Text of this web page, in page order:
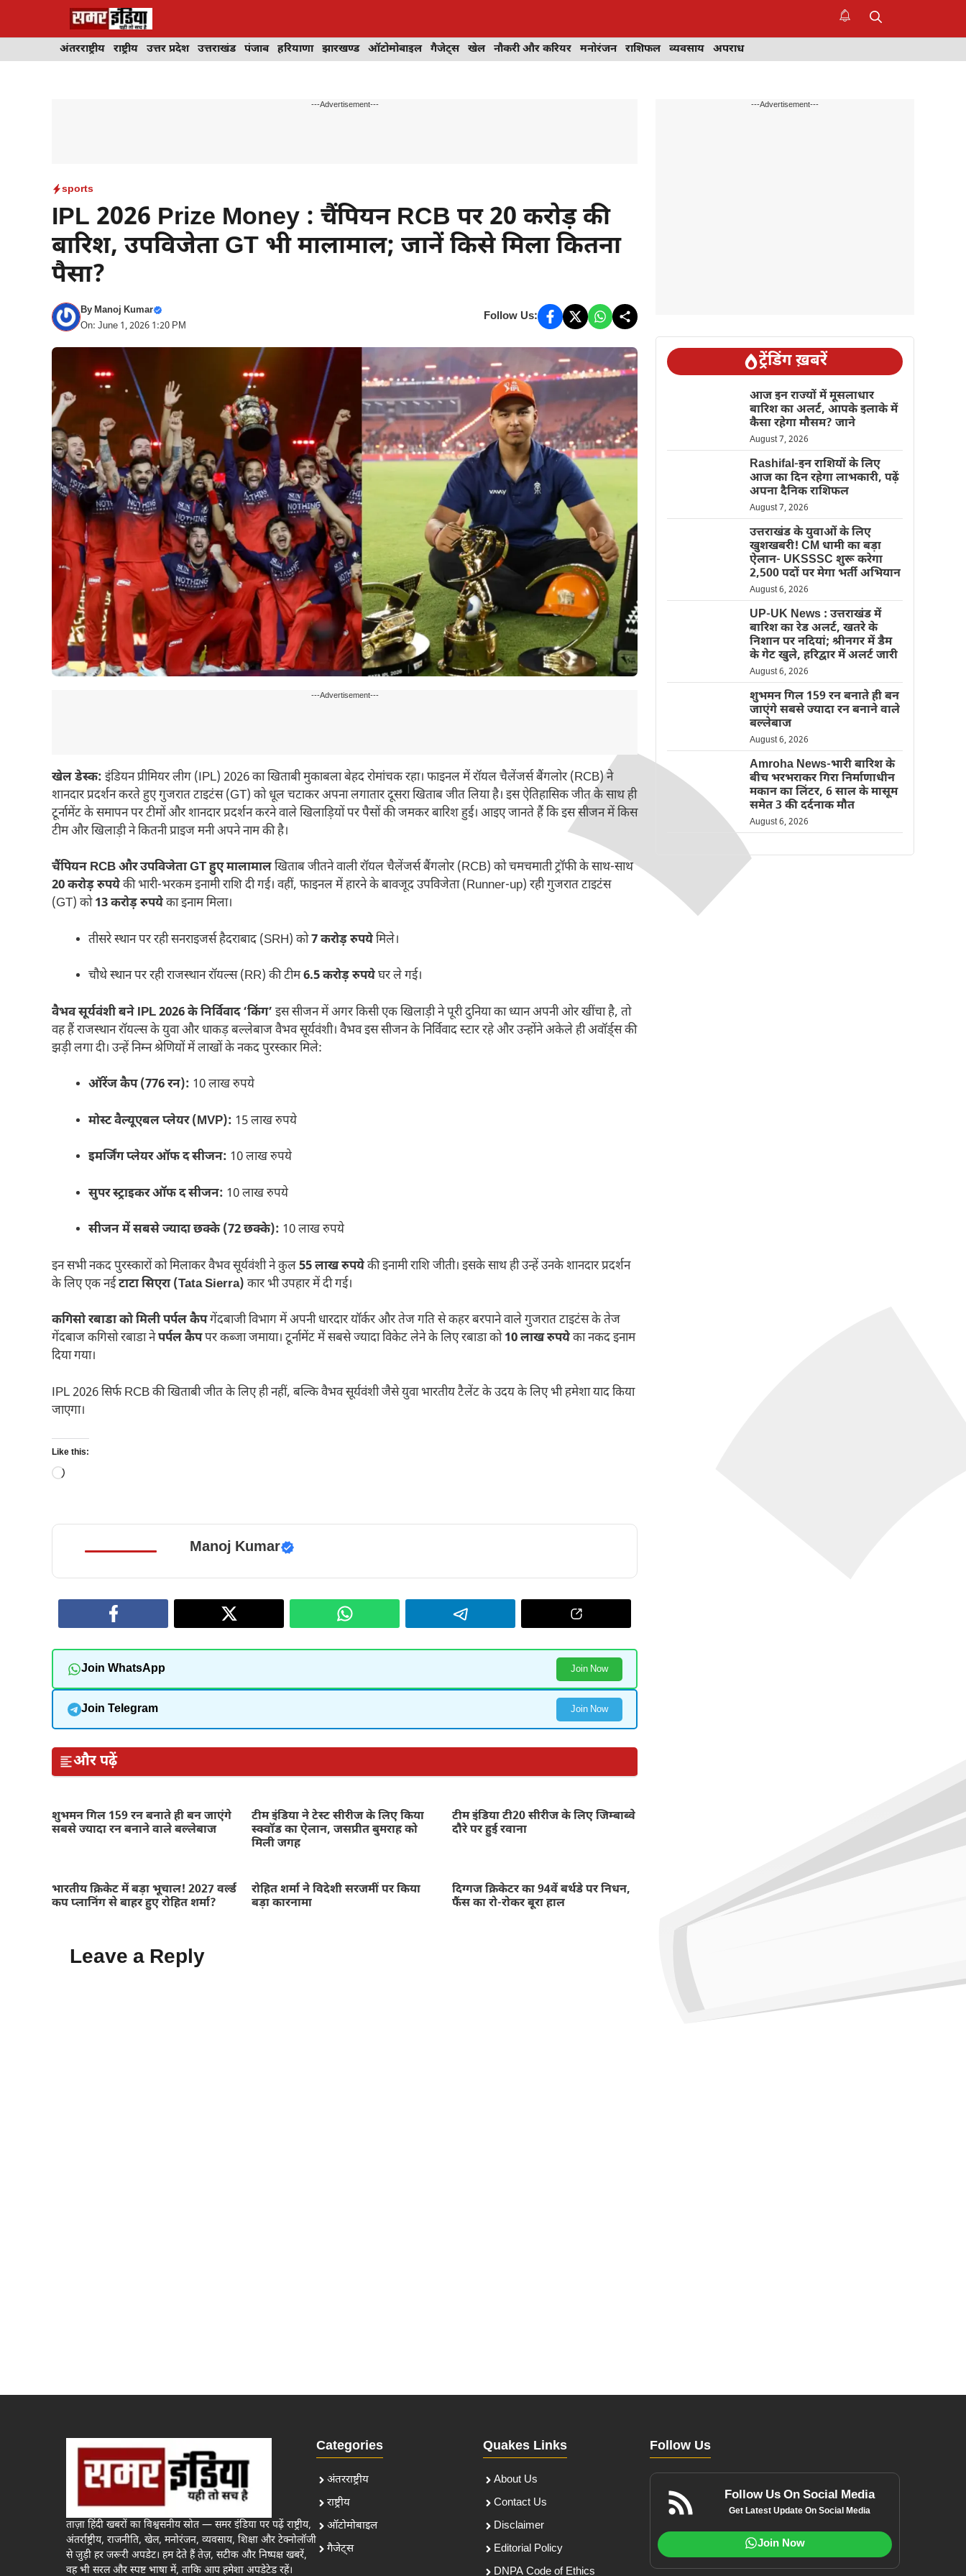
अंतरराष्ट्रीय राष्ट्रीय उत्तर प्रदेश उत्तराखंड पंजाब हरियाणा झारखण्ड ऑटोमोबाइल गैजेट्स खेल नौकरी और करियर मनोरंजन राशिफल व्यवसाय अपराध
---Advertisement---
sports
IPL 2026 Prize Money : चैंपियन RCB पर 20 करोड़ की
बारिश, उपविजेता GT भी मालामाल; जानें किसे मिला कितना
पैसा?
ByManoj Kumar
On: June 1, 2026 1:20 PM
Follow Us:
---Advertisement---
खेल डेस्क: इंडियन प्रीमियर लीग (IPL) 2026 का खिताबी मुकाबला बेहद रोमांचक रहा। फाइनल में रॉयल चैलेंजर्स बैंगलोर (RCB) ने
शानदार प्रदर्शन करते हुए गुजरात टाइटंस (GT) को धूल चटाकर अपना लगातार दूसरा खिताब जीत लिया है। इस ऐतिहासिक जीत के साथ ही
टूर्नामेंट के समापन पर टीमों और शानदार प्रदर्शन करने वाले खिलाड़ियों पर पैसों की जमकर बारिश हुई। आइए जानते हैं कि इस सीजन में किस
टीम और खिलाड़ी ने कितनी प्राइज मनी अपने नाम की है।
चैंपियन RCB और उपविजेता GT हुए मालामालखिताब जीतने वाली रॉयल चैलेंजर्स बैंगलोर (RCB) को चमचमाती ट्रॉफी के साथ-साथ
20 करोड़ रुपयेकी भारी-भरकम इनामी राशि दी गई। वहीं, फाइनल में हारने के बावजूद उपविजेता (Runner-up) रही गुजरात टाइटंस
(GT) को13 करोड़ रुपयेका इनाम मिला।
तीसरे स्थान पर रही सनराइजर्स हैदराबाद (SRH) को7 करोड़ रुपयेमिले।
चौथे स्थान पर रही राजस्थान रॉयल्स (RR) की टीम6.5 करोड़ रुपयेघर ले गई।
वैभव सूर्यवंशी बने IPL 2026 के निर्विवाद ‘किंग’ इस सीजन में अगर किसी एक खिलाड़ी ने पूरी दुनिया का ध्यान अपनी ओर खींचा है, तो
वह हैं राजस्थान रॉयल्स के युवा और धाकड़ बल्लेबाज वैभव सूर्यवंशी। वैभव इस सीजन के निर्विवाद स्टार रहे और उन्होंने अकेले ही अवॉर्ड्स की
झड़ी लगा दी। उन्हें निम्न श्रेणियों में लाखों के नकद पुरस्कार मिले:
ऑरेंज कैप (776 रन): 10 लाख रुपये
मोस्ट वैल्यूएबल प्लेयर (MVP): 15 लाख रुपये
इमर्जिंग प्लेयर ऑफ द सीजन: 10 लाख रुपये
सुपर स्ट्राइकर ऑफ द सीजन: 10 लाख रुपये
सीजन में सबसे ज्यादा छक्के (72 छक्के): 10 लाख रुपये
इन सभी नकद पुरस्कारों को मिलाकर वैभव सूर्यवंशी ने कुल55 लाख रुपयेकी इनामी राशि जीती। इसके साथ ही उन्हें उनके शानदार प्रदर्शन
के लिए एक नईटाटा सिएरा (Tata Sierra) कार भी उपहार में दी गई।
कगिसो रबाडा को मिली पर्पल कैपगेंदबाजी विभाग में अपनी धारदार यॉर्कर और तेज गति से कहर बरपाने वाले गुजरात टाइटंस के तेज
गेंदबाज कगिसो रबाडा नेपर्पल कैपपर कब्जा जमाया। टूर्नामेंट में सबसे ज्यादा विकेट लेने के लिए रबाडा को10 लाख रुपयेका नकद इनाम
दिया गया।
IPL 2026 सिर्फ RCB की खिताबी जीत के लिए ही नहीं, बल्कि वैभव सूर्यवंशी जैसे युवा भारतीय टैलेंट के उदय के लिए भी हमेशा याद किया
जाएगा।
Like this:
Loading…
Manoj Kumar
Join WhatsApp Join Now
Join Telegram Join Now
और पढ़ें
शुभमन गिल 159 रन बनाते ही बन जाएंगे
सबसे ज्यादा रन बनाने वाले बल्लेबाज
टीम इंडिया ने टेस्ट सीरीज के लिए किया
स्क्वॉड का ऐलान, जसप्रीत बुमराह को
मिली जगह
टीम इंडिया टी20 सीरीज के लिए जिम्बाब्वे
दौरे पर हुई रवाना
भारतीय क्रिकेट में बड़ा भूचाल! 2027 वर्ल्ड
कप प्लानिंग से बाहर हुए रोहित शर्मा?
रोहित शर्मा ने विदेशी सरजमीं पर किया
बड़ा कारनामा
दिग्गज क्रिकेटर का 94वें बर्थडे पर निधन,
फैंस का रो-रोकर बूरा हाल
Leave a Reply
---Advertisement---
ट्रेंडिंग ख़बरें
आज इन राज्यों में मूसलाधार
बारिश का अलर्ट, आपके इलाके में
कैसा रहेगा मौसम? जाने
August 7, 2026
Rashifal-इन राशियों के लिए
आज का दिन रहेगा लाभकारी, पढ़ें
अपना दैनिक राशिफल
August 7, 2026
उत्तराखंड के युवाओं के लिए
खुशखबरी! CM धामी का बड़ा
ऐलान- UKSSSC शुरू करेगा
2,500 पदों पर मेगा भर्ती अभियान
August 6, 2026
UP-UK News : उत्तराखंड में
बारिश का रेड अलर्ट, खतरे के
निशान पर नदियां; श्रीनगर में डैम
के गेट खुले, हरिद्वार में अलर्ट जारी
August 6, 2026
शुभमन गिल 159 रन बनाते ही बन
जाएंगे सबसे ज्यादा रन बनाने वाले
बल्लेबाज
August 6, 2026
Amroha News-भारी बारिश के
बीच भरभराकर गिरा निर्माणाधीन
मकान का लिंटर, 6 साल के मासूम
समेत 3 की दर्दनाक मौत
August 6, 2026
ताज़ा हिंदी खबरों का विश्वसनीय स्रोत — समर इंडिया पर पढ़ें राष्ट्रीय,
अंतर्राष्ट्रीय, राजनीति, खेल, मनोरंजन, व्यवसाय, शिक्षा और टेक्नोलॉजी
से जुड़ी हर जरूरी अपडेट। हम देते हैं तेज़, सटीक और निष्पक्ष खबरें,
वह भी सरल और स्पष्ट भाषा में, ताकि आप हमेशा अपडेटेड रहें।
Categories
अंतरराष्ट्रीय
राष्ट्रीय
ऑटोमोबाइल
गैजेट्स
Quakes Links
About Us
Contact Us
Disclaimer
Editorial Policy
DNPA Code of Ethics
Follow Us
Follow Us On Social Media
Get Latest Update On Social Media
Join Now